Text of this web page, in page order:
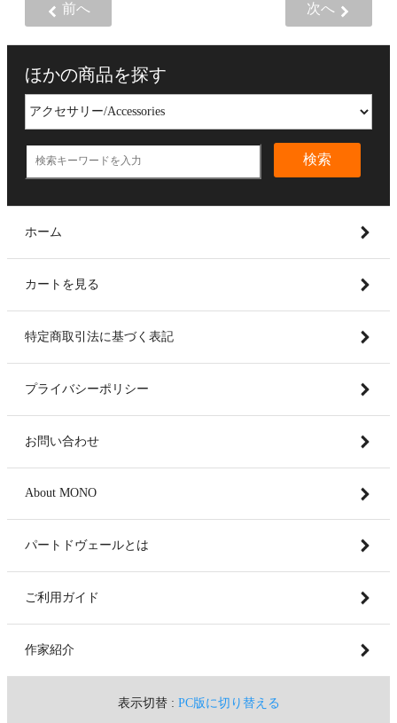
前へ 次へ
ほかの商品を探す
検索
ホーム
カートを見る
特定商取引法に基づく表記
プライバシーポリシー
お問い合わせ
About MONO
パートドヴェールとは
ご利用ガイド
作家紹介
表示切替 : PC版に切り替える